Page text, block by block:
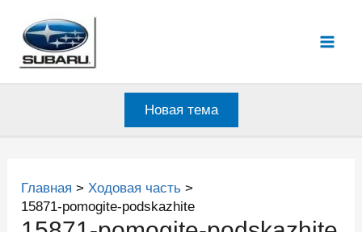
содержимому
Новая тема
Главная
Ходовая часть
15871-pomogite-podskazhite